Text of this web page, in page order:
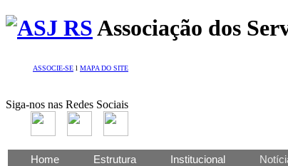
Associação dos
ASSOCIE-SE l MAPA DO SITE
Siga-nos nas Redes Sociais
Home Estrutura Institucional